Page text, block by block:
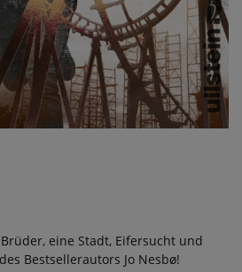
eine Stadt, Eifersucht und
Bestsellerautors Jo Nesbø!